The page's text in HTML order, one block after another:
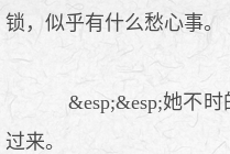
锁，似乎有什么愁心事。
&esp;&esp;她不时
过来。